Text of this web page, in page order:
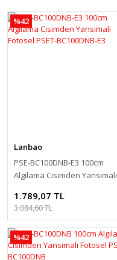
%42
Lanbao
PSE-BC100DNB-E3 100cm
Algılama Cisimden Yansımalı
1.789,07 TL
3.084,60 TL
%42